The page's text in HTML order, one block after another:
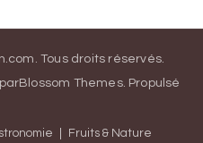
. Tous droits réservés.
Blossom Themes. Propulsé
Fruits & Nature